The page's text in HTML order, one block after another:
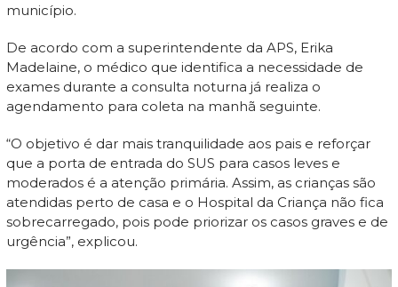
município.
De acordo com a superintendente da APS, Erika
Madelaine, o médico que identifica a necessidade de
exames durante a consulta noturna já realiza o
agendamento para coleta na manhã seguinte.
“O objetivo é dar mais tranquilidade aos pais e reforçar
que a porta de entrada do SUS para casos leves e
moderados é a atenção primária. Assim, as crianças são
atendidas perto de casa e o Hospital da Criança não fica
sobrecarregado, pois pode priorizar os casos graves e de
urgência”, explicou.